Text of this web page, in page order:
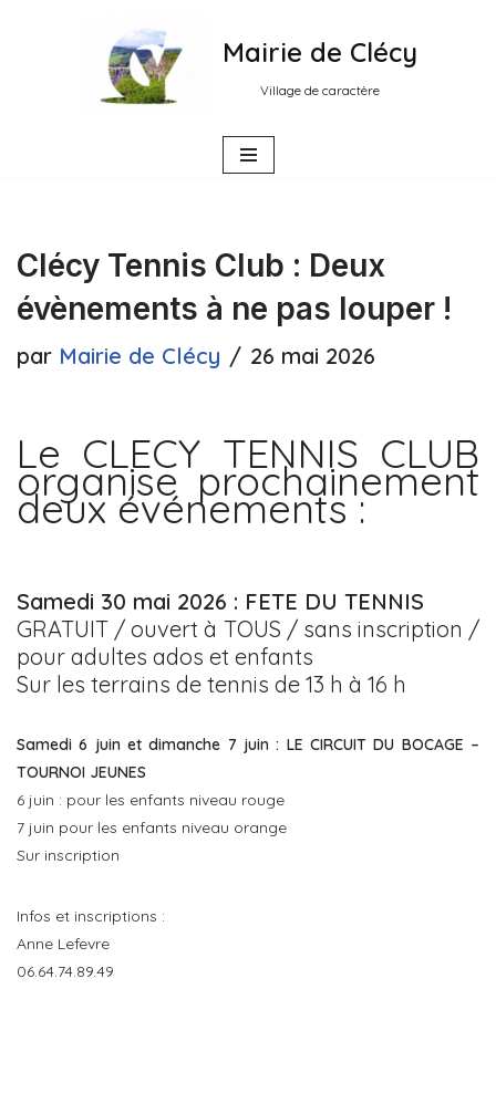
Mairie de Clécy
Village de caractère
Clécy Tennis Club : Deux
évènements à ne pas louper !
par Mairie de Clécy 26 mai 2026
Le CLECY TENNIS CLUB
organise prochainement
deux événements :
Samedi 30 mai 2026 : FETE DU TENNIS
GRATUIT / ouvert à TOUS / sans inscription /
pour adultes ados et enfants
Sur les terrains de tennis de 13 h à 16 h
Samedi 6 juin et dimanche 7 juin : LE CIRCUIT DU BOCAGE –
TOURNOI JEUNES
6 juin : pour les enfants niveau rouge
7 juin pour les enfants niveau orange
Sur inscription
Infos et inscriptions :
Anne Lefevre
06.64.74.89.49